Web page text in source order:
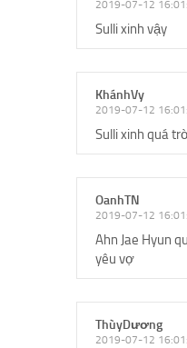
2019-07-12
Sulli xinh vậy
KhánhVy
2019-07-12
Sulli xinh quá
OanhTN
2019-07-12
Ahn Jae Hyun
yêu vợ
ThùyDương
2019-07-12